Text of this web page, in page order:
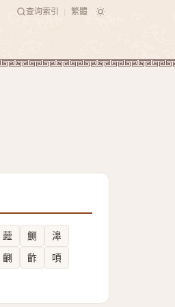
查询索引 繁體
䔼 鲗
滜
䶡 齚 㖽